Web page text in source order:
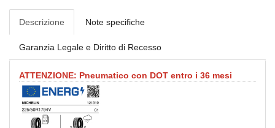
Descrizione Note specifiche
Garanzia Legale e Diritto di Recesso
ATTENZIONE: Pneumatico con DOT entro i 36 mesi